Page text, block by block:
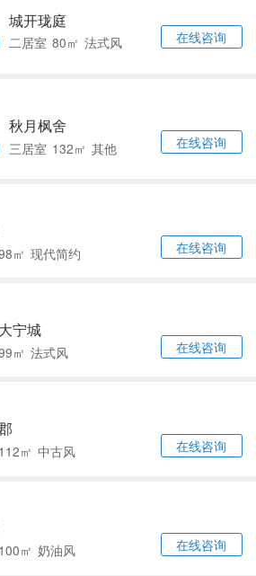
阳城花园
二居室 98㎡ 奶油风 在线咨询
皇都花园
三居室 150㎡ 中古风 在线咨询
四居室 145㎡ 在线咨询
城开珑庭
二居室 80㎡ 在线咨询
秋月枫舍
三居室 132㎡ 在线咨询
98㎡ 现代简约 在线咨询